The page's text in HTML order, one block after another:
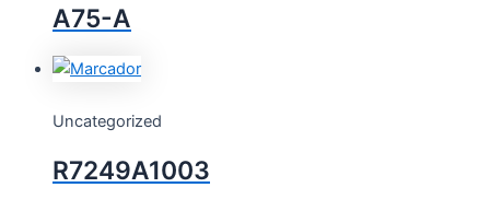
A75-A
Uncategorized
R7249A1003